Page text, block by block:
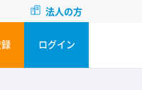
法人の方
ログイン